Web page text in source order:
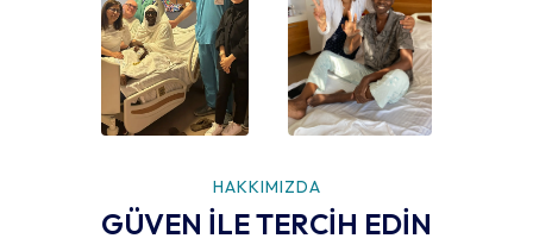
HAKKIMIZDA
GÜVEN İLE TERCİH EDİN